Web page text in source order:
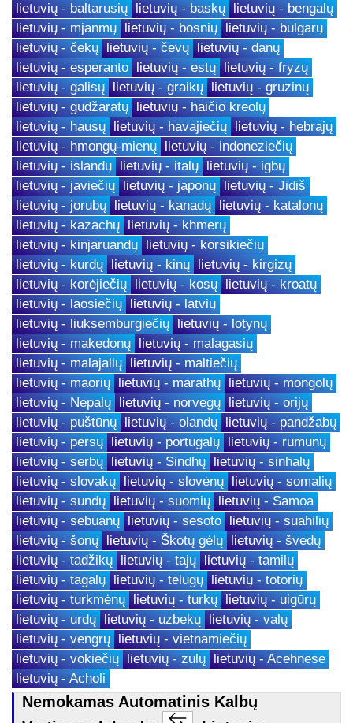
lietuvių - baltarusių lietuvių - baskų lietuvių - bengalų
lietuvių - mjanmų lietuvių - bosnių lietuvių - bulgarų
lietuvių - čekų lietuvių - čevų lietuvių - danų
lietuvių - esperanto lietuvių - estų lietuvių - fryzų
lietuvių - galisų lietuvių - graikų lietuvių - gruzinų
lietuvių - gudžaratų lietuvių - haičio kreolų
lietuvių - hausų lietuvių - havajiečių lietuvių - hebrajų
lietuvių - hmongų-mienų lietuvių - indoneziečių
lietuvių - islandų lietuvių - italų lietuvių - igbų
lietuvių - javiečių lietuvių - japonų lietuvių - Jidiš
lietuvių - jorubų lietuvių - kanadų lietuvių - katalonų
lietuvių - kazachų lietuvių - khmerų
lietuvių - kinjaruandų lietuvių - korsikiečių
lietuvių - kurdų lietuvių - kinų lietuvių - kirgizų
lietuvių - korėjiečių lietuvių - kosų lietuvių - kroatų
lietuvių - laosiečių lietuvių - latvių
lietuvių - liuksemburgiečių lietuvių - lotynų
lietuvių - makedonų lietuvių - malagasių
lietuvių - malajalių lietuvių - maltiečių
lietuvių - maorių lietuvių - marathų lietuvių - mongolų
lietuvių - Nepalų lietuvių - norvegų lietuvių - orijų
lietuvių - puštūnų lietuvių - olandų lietuvių - pandžabų
lietuvių - persų lietuvių - portugalų lietuvių - rumunų
lietuvių - serbų lietuvių - Sindhų lietuvių - sinhalų
lietuvių - slovakų lietuvių - slovėnų lietuvių - somalių
lietuvių - sundų lietuvių - suomių lietuvių - Samoa
lietuvių - sebuanų lietuvių - sesoto lietuvių - suahilių
lietuvių - šonų lietuvių - Škotų gėlų lietuvių - švedų
lietuvių - tadžikų lietuvių - tajų lietuvių - tamilų
lietuvių - tagalų lietuvių - telugų lietuvių - totorių
lietuvių - turkmėnų lietuvių - turkų lietuvių - uigūrų
lietuvių - urdų lietuvių - uzbekų lietuvių - valų
lietuvių - vengrų lietuvių - vietnamiečių
lietuvių - vokiečių lietuvių - zulų lietuvių - Acehnese
lietuvių - Acholi
Nemokamas Automatinis Kalbų